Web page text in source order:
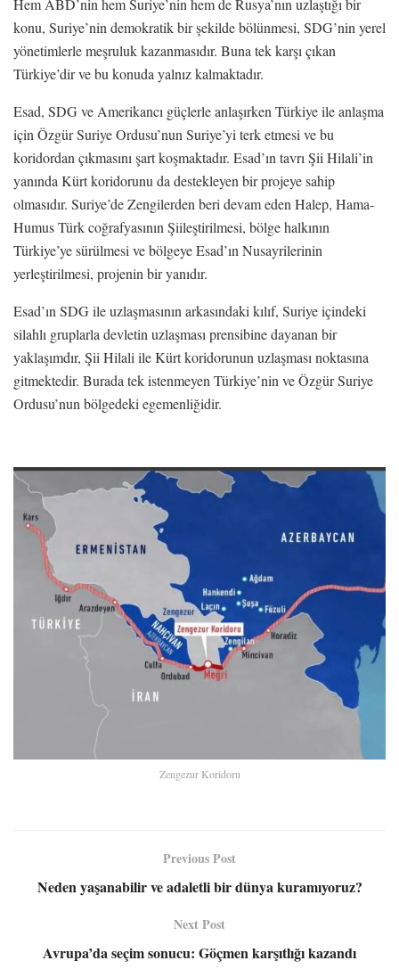
Hem ABD’nin hem Suriye’nin hem de Rusya’nın uzlaştığı bir
konu, Suriye’nin demokratik bir şekilde bölünmesi, SDG’nin yerel
yönetimlerle meşruluk kazanmasıdır. Buna tek karşı çıkan
Türkiye’dir ve bu konuda yalnız kalmaktadır.
Esad, SDG ve Amerikancı güçlerle anlaşırken Türkiye ile anlaşma
için Özgür Suriye Ordusu’nun Suriye’yi terk etmesi ve bu
koridordan çıkmasını şart koşmaktadır. Esad’ın tavrı Şii Hilali’in
yanında Kürt koridorunu da destekleyen bir projeye sahip
olmasıdır. Suriye’de Zengilerden beri devam eden Halep, Hama-
Humus Türk coğrafyasının Şiileştirilmesi, bölge halkının
Türkiye’ye sürülmesi ve bölgeye Esad’ın Nusayrilerinin
yerleştirilmesi, projenin bir yanıdır.
Esad’ın SDG ile uzlaşmasının arkasındaki kılıf, Suriye içindeki
silahlı gruplarla devletin uzlaşması prensibine dayanan bir
yaklaşımdır, Şii Hilali ile Kürt koridorunun uzlaşması noktasına
gitmektedir. Burada tek istenmeyen Türkiye’nin ve Özgür Suriye
Ordusu’nun bölgedeki egemenliğidir.
Zengezur Koridoru
Previous Post
Neden yaşanabilir ve adaletli bir dünya kuramıyoruz?
Next Post
Avrupa’da seçim sonucu: Göçmen karşıtlığı kazandı